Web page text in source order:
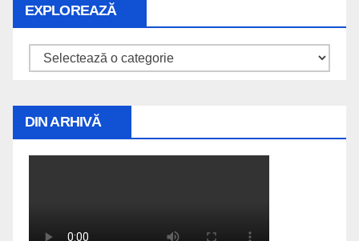
EXPLOREAZĂ
Explorează
DIN ARHIVĂ